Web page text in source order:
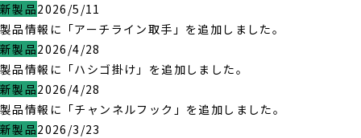
新製品2026/5/11
製品情報に「アーチライン取手」を追加しました。
新製品2026/4/28
製品情報に「ハシゴ掛け」を追加しました。
新製品2026/4/28
製品情報に「チャンネルフック」を追加しました。
新製品2026/3/23